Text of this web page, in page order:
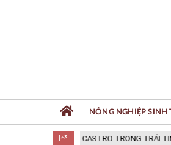
FIDEL CASTRO TRONG TRÁI TIM
NÔNG NGHIỆP SINH